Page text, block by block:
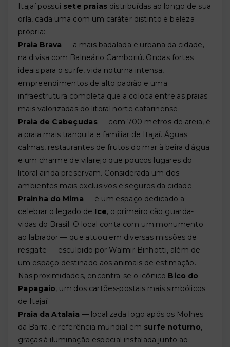
Itajaí possui sete praias distribuídas ao longo de sua
orla, cada uma com um caráter distinto e beleza
própria:
Praia Brava — a mais badalada e urbana da cidade,
na divisa com Balneário Camboriú. Ondas fortes
ideais para o surfe, vida noturna intensa,
empreendimentos de alto padrão e uma
infraestrutura completa que a coloca entre as praias
mais valorizadas do litoral norte catarinense.
Praia de Cabeçudas— com 700 metros de areia, é
a praia mais tranquila e familiar de Itajaí. Águas
calmas, restaurantes de frutos do mar à beira d'água
e um charme de vilarejo que poucos lugares do
litoral ainda preservam. Considerada um dos
ambientes mais exclusivos e seguros da cidade.
Prainha do Mima — é um espaço dedicado a
celebrar o legado de Ice, o primeiro cão guarda-
vidas do Brasil. O local conta com um monumento
ao labrador — que atuou em diversas missões de
resgate — esculpido por Walmir Binhotti, além de
um espaço destinado aos animais de estimação.
Nas proximidades, encontra-se o icônico Bico do
Papagaio, um dos cartões-postais mais simbólicos
de Itajaí.
Praia da Atalaia — localizada logo após os Molhes
da Barra, é referência mundial em surfe noturno,
graças à iluminação especial instalada junto ao